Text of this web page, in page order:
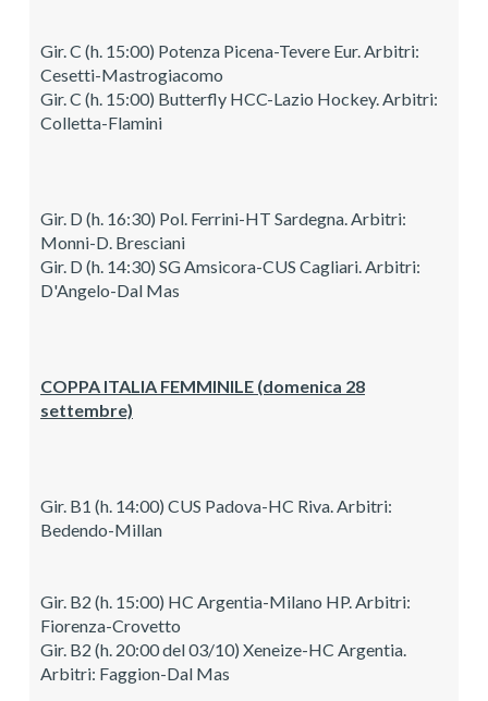
Gir. C (h. 15:00) Potenza Picena-Tevere Eur. Arbitri:
Cesetti-Mastrogiacomo
Gir. C (h. 15:00) Butterfly HCC-Lazio Hockey. Arbitri:
Colletta-Flamini
Gir. D (h. 16:30) Pol. Ferrini-HT Sardegna. Arbitri:
Monni-D. Bresciani
Gir. D (h. 14:30) SG Amsicora-CUS Cagliari. Arbitri:
D'Angelo-Dal Mas
COPPA ITALIA FEMMINILE (domenica 28
settembre)
Gir. B1 (h. 14:00) CUS Padova-HC Riva. Arbitri:
Bedendo-Millan
Gir. B2 (h. 15:00) HC Argentia-Milano HP. Arbitri:
Fiorenza-Crovetto
Gir. B2 (h. 20:00 del 03/10) Xeneize-HC Argentia.
Arbitri: Faggion-Dal Mas